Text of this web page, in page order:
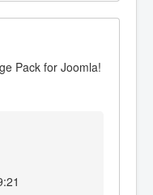
Pack for Joomla!